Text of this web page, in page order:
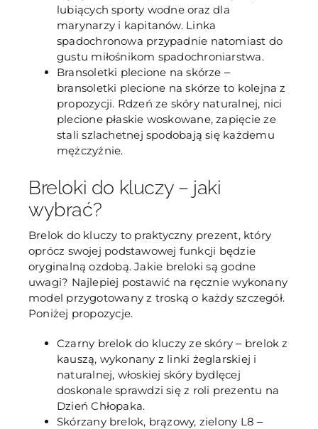
lubiących sporty wodne oraz dla
marynarzy i kapitanów. Linka
spadochronowa przypadnie natomiast do
gustu miłośnikom spadochroniarstwa.
Bransoletki plecione na skórze ‒
bransoletki plecione na skórze to kolejna z
propozycji. Rdzeń ze skóry naturalnej, nici
plecione płaskie woskowane, zapięcie ze
stali szlachetnej spodobają się każdemu
mężczyźnie.
Breloki do kluczy – jaki
wybrać?
Brelok do kluczy to praktyczny prezent, który
oprócz swojej podstawowej funkcji będzie
oryginalną ozdobą. Jakie breloki są godne
uwagi? Najlepiej postawić na ręcznie wykonany
model przygotowany z troską o każdy szczegół.
Poniżej propozycje.
Czarny brelok do kluczy ze skóry ‒ brelok z
kauszą, wykonany z linki żeglarskiej i
naturalnej, włoskiej skóry bydlęcej
doskonale sprawdzi się z roli prezentu na
Dzień Chłopaka.
Skórzany brelok, brązowy, zielony L8 ‒